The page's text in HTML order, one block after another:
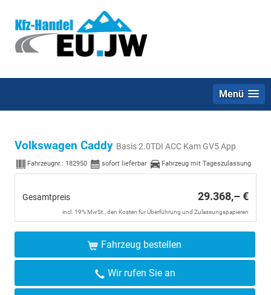
Menü
Volkswagen Caddy Basis 2.0TDI ACC Kam GV5 App
Fahrzeugnr.: 182950 sofort lieferbar Fahrzeug mit Tageszulassung
Gesamtpreis 29.368,– €
incl. 19% MwSt., den Kosten für Überführung und Zulassungspapieren
Fahrzeug bestellen
Wir rufen Sie an